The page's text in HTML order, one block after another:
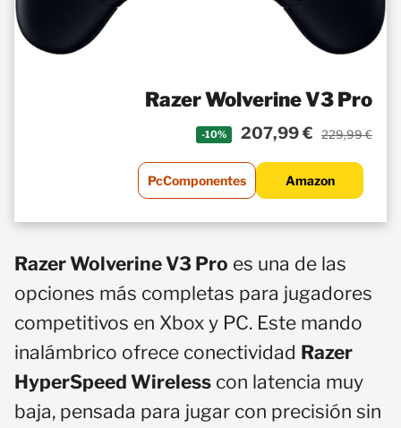
Razer Wolverine V3 Pro
-10% 207,99 € 229,99 €
PcComponentes Amazon
Razer Wolverine V3 Pro es una de las
opciones más completas para jugadores
competitivos en Xbox y PC. Este mando
inalámbrico ofrece conectividad Razer
HyperSpeed Wireless con latencia muy
baja, pensada para jugar con precisión sin